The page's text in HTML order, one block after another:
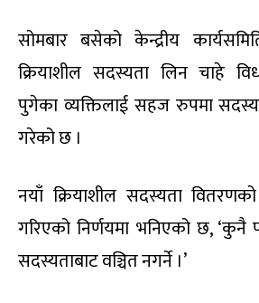
सोमबार बसेको केन्द्रीय
क्रियाशील सदस्यता लिन चाहे
पुगेका व्यक्तिलाई सहज रुपमा
गरेको छ ।
नयाँ क्रियाशील सदस्यता
गरिएको निर्णयमा भनिएको छ, ‘कुनै
सदस्यताबाट वञ्चित नगर्ने ।’